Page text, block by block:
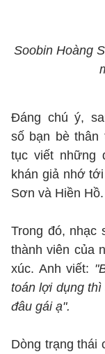
Soobin Hoàng
Đáng chú ý,
số bạn bè thân
tục viết những
khán giả nhớ
Sơn và Hiền Hồ.
Trong đó, nhạc
thành viên của
xúc. Anh viết:
toán lợi dụng thì
đâu gái ạ".
Dòng trạng thái